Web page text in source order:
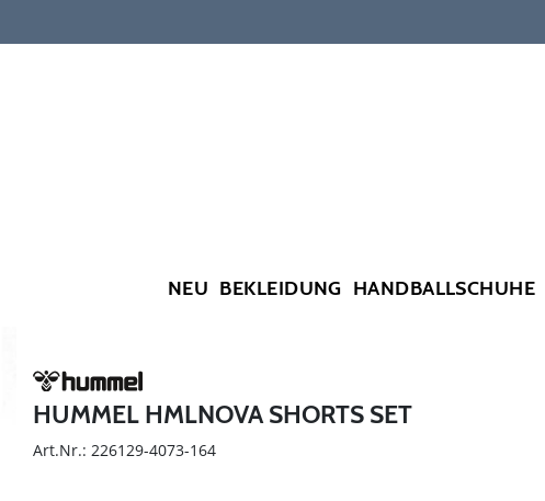
NEU BEKLEIDUNG HANDBALLSCHUHE
HUMMEL HMLNOVA SHORTS SET
Art.Nr.: 226129-4073-164